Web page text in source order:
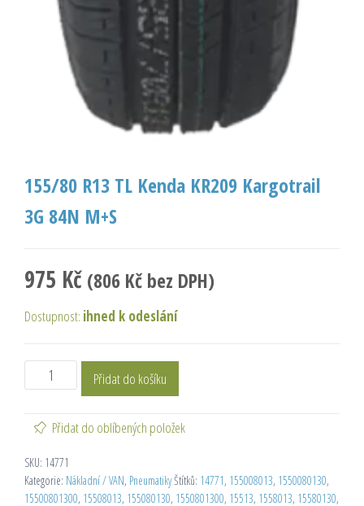
155/80 R13 TL Kenda KR209 Kargotrail
3G 84N M+S
975 Kč (806 Kč bez DPH)
Dostupnost: ihned k odeslání
Přidat do košíku
Přidat do oblíbených položek
SKU: 14771
Kategorie: Nákladní / VAN, PneumatikyŠtítků: 14771, 155008013, 1550080130,
15500801300, 15508013, 155080130, 1550801300, 15513, 1558013, 15580130,